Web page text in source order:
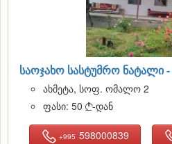
საოჯახო სასტუმრო ნატალი -
ახმეტა, სოფ. ომალო 2
ფასი: 50 -დან
+995 598000839